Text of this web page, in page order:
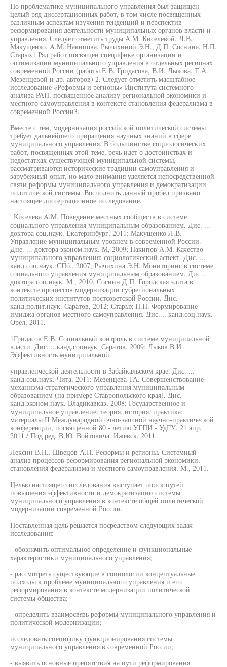
По проблематике муниципального управления был защищен
целый ряд диссертационных работ, в том числе посвященных
различным аспектам изучения тенденций и перспектив
реформирования деятельности муниципальных органов власти и
управления. Следует отметить труды A.M. Киселевой, Л.В.
Макущенко, A.M. Накипова, Рычихиной Э.Н., Д.П. Соснина, Н.П.
Старых1 Ряд работ посвящен специфике организации и
оптимизации муниципального управления в отдельных регионах
современной России (работы Е.В. Гридасова, В.И. Лыкова, Т.А.
Мезенцевой и др. авторов) 2. Следует отметить масштабное
исследование «Реформы и регионы» Института системного
анализа РАН, посвященное анализу региональной экономики и
местного самоуправления в контексте становления федерализма в
современной России3.
Вместе с тем, модернизация российской политической системы
требует дальнейшего приращения научных знаний в сфере
муниципального управления. В большинстве социологических
работ, посвященных этой теме, речь идет о достоинствах и
недостатках существующей муниципальной системы,
рассматриваются исторические традиции самоуправления и
зарубежный опыт, но мало внимания уделяется непосредственной
связи реформы муниципального управления и демократизации
политической системы. Восполнить данный пробел призвано
настоящее диссертационное исследование.
' Киселева A.M. Поведение местных сообществ в системе
социального управления муниципальным образованием. Дис. ...
доктора соц.наук. Екатеринбург, 2011; Макущенко Л.В.
Управление муниципальным уровнем в современной России.
Дне. ... доктора эконом.наук. М, 2009; Накипов A.M. Качество
муниципального управления: социологический аспект. Дис. ...
канд.соц.наук. СПб., 2007; Рычихина Э.Н. Мониторинг в системе
социального управления муниципальным образованием. Дис...
доктора соц.наук. М., 2010, Соснин Д.П. Городская элита в
контексте процессов модернизации субрегиональных
политических институтов постсоветской России. Дис.
канд.полит.наук. Саратов, 2012; Старых Н.П. Формирование
имиджа органов местного самоуправления. Дис.... канд.соц.наук.
Орел, 2011.
1Гридасов Е.В. Социальный контроль в системе муниципальной
власти. Дис. ...канд.соцнаук. Саратов, 2009; Лыков В.И.
Эффективность муниципальной
управленческой деятельности в Забайкальском крае. Дис. ...
канд.соц.наук. Чита, 2011; Мезенцева ТА. Совершенствование
механизма стратегического управления муниципальным
образованием (на примере Ставропольского края). Дис.
канд.эконом.наук. Владикавказ, 2008; Государственное и
муниципальное управление: теория, история, практика:
материалы II Международной очно-заочной научно-практической
конференции, посвященной 80 - летию УГПИ - УдГУ. 21 апр.
2011 / Под ред. В.Ю. Войтовича. Ижевск, 2011.
Лексин В.Н.. Швецов А.Н. Реформы и регионы. Системный
анализ процессов реформирования региональной экономики,
становления федерализма и местного самоуправления. М., 2011.
Целью настоящего исследования выступает поиск путей
повышения эффективности и демократизации системы
муниципального управления в контексте общей политической
модернизации современной России.
Поставленная цель решается посредством следующих задач
исследования:
- обозначить оптимальное определение и функциональные
характеристики муниципального управления;
- рассмотреть существующие в социологии концептуальные
подходы к проблеме муниципального управления и его
реформирования в контексте модернизации политической
системы общества;
- определить взаимосвязь реформы муниципального управления и
политической модернизации;
исследовать специфику функционирования системы
муниципального управления в современной России;
- выявить основные препятствия на пути реформирования